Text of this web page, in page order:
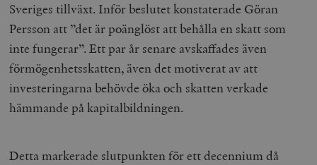
Sveriges tillväxt. Inför beslutet konstaterade Göran
Persson att ”det är poänglöst att behålla en skatt som
inte fungerar”. Ett par år senare avskaffades även
förmögenhetsskatten, även det motiverat av att
investeringarna behövde öka och skatten verkade
hämmande på kapitalbildningen.
Detta markerade slutpunkten för ett decennium då